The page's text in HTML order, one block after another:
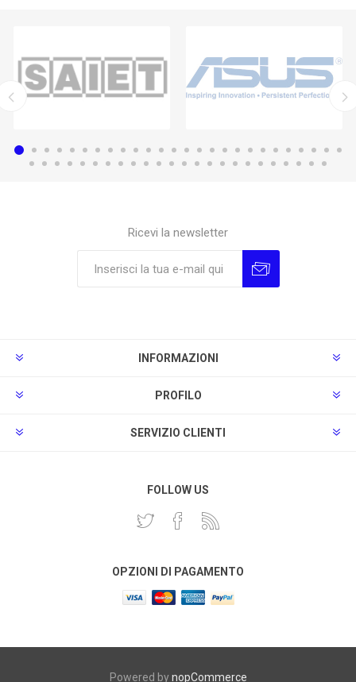
Ricevi la newsletter
INFORMAZIONI
PROFILO
SERVIZIO CLIENTI
FOLLOW US
OPZIONI DI PAGAMENTO
Powered bynopCommerce